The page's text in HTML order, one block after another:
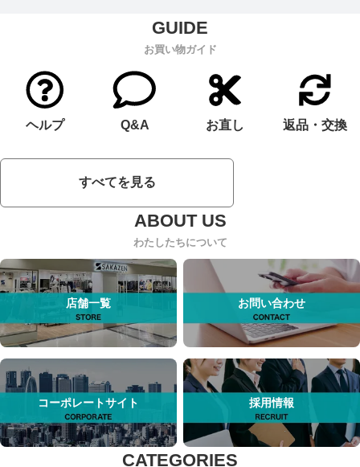
お買い物ガイド
ヘルプ Q&A お直し 返品・交換
すべてを見る
わたしたちについて
店舗一覧 お問い合わせ
コーポレートサイト 採用情報